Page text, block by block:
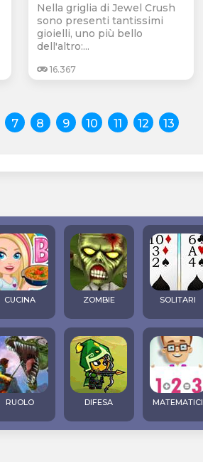
Nella griglia di Jewel Crush
sono presenti tantissimi
gioielli, uno più bello
dell'altro:...
16.367
7 8 9 10 11 12 13
CUCINA ZOMBIE SOLITARI
RUOLO DIFESA MATEMATICI